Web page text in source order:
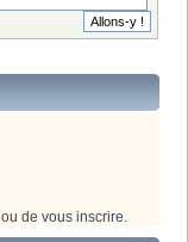
ou de vous inscrire.